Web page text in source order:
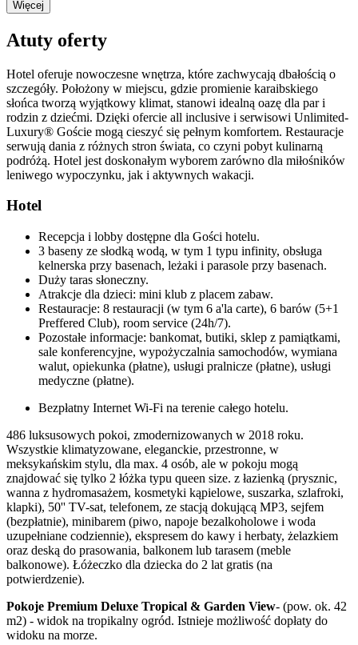
Więcej
Atuty oferty
Hotel oferuje nowoczesne wnętrza, które zachwycają dbałością o
szczegóły. Położony w miejscu, gdzie promienie karaibskiego
słońca tworzą wyjątkowy klimat, stanowi idealną oazę dla par i
rodzin z dziećmi. Dzięki ofercie all inclusive i serwisowi Unlimited-
Luxury® Goście mogą cieszyć się pełnym komfortem. Restauracje
serwują dania z różnych stron świata, co czyni pobyt kulinarną
podróżą. Hotel jest doskonałym wyborem zarówno dla miłośników
leniwego wypoczynku, jak i aktywnych wakacji.
Hotel
Recepcja i lobby dostępne dla Gości hotelu.
3 baseny ze słodką wodą, w tym 1 typu infinity, obsługa
kelnerska przy basenach, leżaki i parasole przy basenach.
Duży taras słoneczny.
Atrakcje dla dzieci: mini klub z placem zabaw.
Restauracje: 8 restauracji (w tym 6 a'la carte), 6 barów (5+1
Preffered Club), room service (24h/7).
Pozostałe informacje: bankomat, butiki, sklep z pamiątkami,
sale konferencyjne, wypożyczalnia samochodów, wymiana
walut, opiekunka (płatne), usługi pralnicze (płatne), usługi
medyczne (płatne).
Bezpłatny Internet Wi-Fi na terenie całego hotelu.
486 luksusowych pokoi, zmodernizowanych w 2018 roku.
Wszystkie klimatyzowane, eleganckie, przestronne, w
meksykańskim stylu, dla max. 4 osób, ale w pokoju mogą
znajdować się tylko 2 łóżka typu queen size. z łazienką (prysznic,
wanna z hydromasażem, kosmetyki kąpielowe, suszarka, szlafroki,
klapki), 50'' TV-sat, telefonem, ze stacją dokującą MP3, sejfem
(bezpłatnie), minibarem (piwo, napoje bezalkoholowe i woda
uzupełniane codziennie), ekspresem do kawy i herbaty, żelazkiem
oraz deską do prasowania, balkonem lub tarasem (meble
balkonowe). Łóżeczko dla dziecka do 2 lat gratis (na
potwierdzenie).
Pokoje Premium Deluxe Tropical & Garden View- (pow. ok. 42
m2) - widok na tropikalny ogród. Istnieje możliwość dopłaty do
widoku na morze.